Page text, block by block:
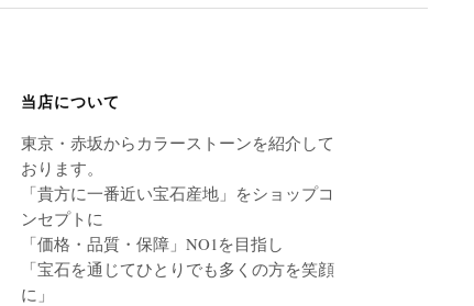
当店について
東京・赤坂からカラーストーンを紹介して
おります。
「貴方に一番近い宝石産地」をショップコ
ンセプトに
「価格・品質・保障」NO1を目指し
「宝石を通じてひとりでも多くの方を笑顔
に」